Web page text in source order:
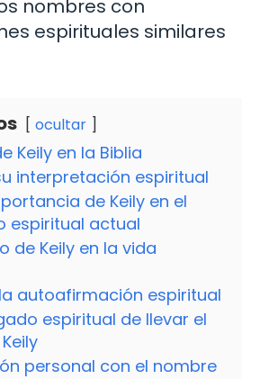
nombres con
espirituales similares
ocultar
Keily en la Biblia
interpretación espiritual
de Keily en el
espiritual actual
de Keily en la vida
autoafirmación espiritual
espiritual de llevar el
personal con el nombre